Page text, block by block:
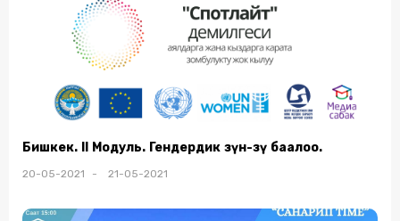
Бишкек. II Модуль. Гендердик өзүн-өзү баалоо.
20-05-2021 - 21-05-2021